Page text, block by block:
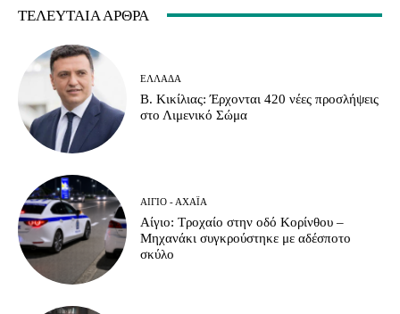
ΤΕΛΕΥΤΑΊΑ ΆΡΘΡΑ
ΕΛΛΆΔΑ
Β. Κικίλιας: Έρχονται 420 νέες προσλήψεις
στο Λιμενικό Σώμα
ΑΊΓΙΟ - ΑΧΑΪ́Α
Αίγιο: Τροχαίο στην οδό Κορίνθου –
Μηχανάκι συγκρούστηκε με αδέσποτο
σκύλο